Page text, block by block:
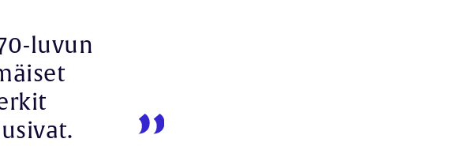
luvun